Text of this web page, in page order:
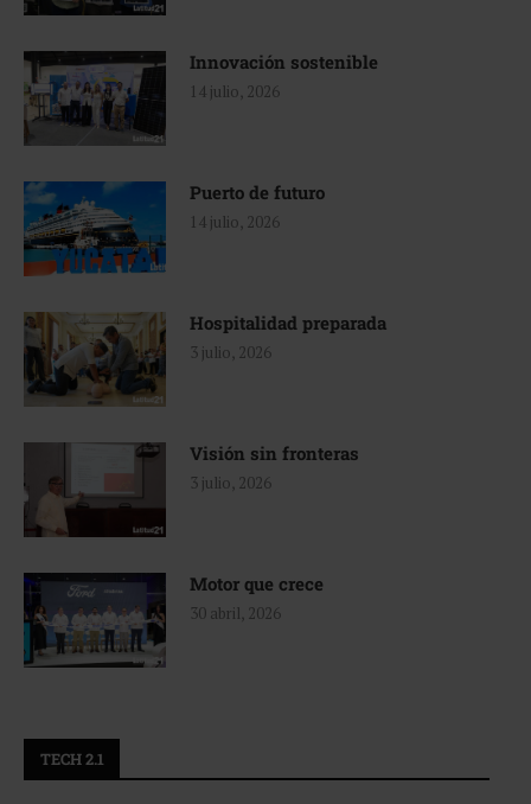
Innovación sostenible
14 julio, 2026
Puerto de futuro
14 julio, 2026
Hospitalidad preparada
3 julio, 2026
Visión sin fronteras
3 julio, 2026
Motor que crece
30 abril, 2026
TECH 2.1